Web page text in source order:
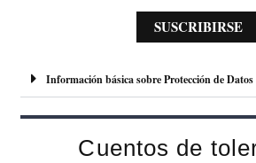
SUSCRIBIRSE
l
t
e
Información básica sobre Protección de Datos
Cuentos de